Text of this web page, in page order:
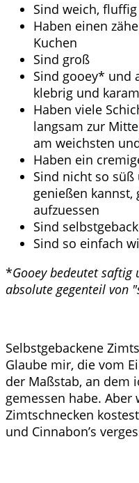
Sind weich,
Haben einen
Kuchen
Sind groß
Sind gooey* und
klebrig und
Haben viele
langsam zur
am weichsten
Haben ein
Sind nicht so
genießen kannst,
aufzuessen
Sind
Sind so einfach
*Gooey bedeutet
absolute gegenteil von
Selbstgebackene
Glaube mir, die vom
der Maßstab, an dem
gemessen habe. Aber
Zimtschnecken
und Cinnabon’s